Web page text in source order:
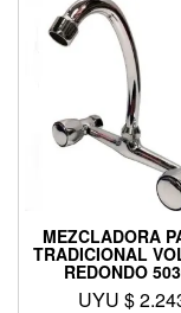
MEZCLADORA
TRADICIONAL
REDONDO
UYU $